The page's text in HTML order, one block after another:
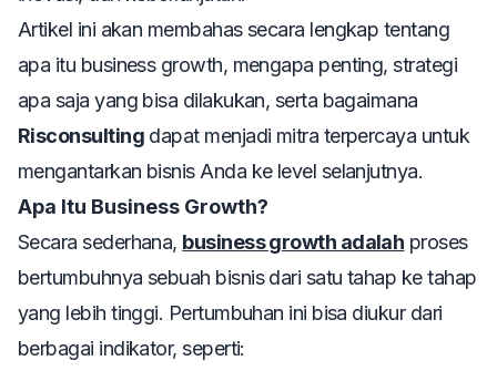
Artikel ini akan membahas secara lengkap tentang
apa itu business growth, mengapa penting, strategi
apa saja yang bisa dilakukan, serta bagaimana
Risconsultingdapat menjadi mitra terpercaya untuk
mengantarkan bisnis Anda ke level selanjutnya.
Apa Itu Business Growth?
Secara sederhana, business growth adalah proses
bertumbuhnya sebuah bisnis dari satu tahap ke tahap
yang lebih tinggi. Pertumbuhan ini bisa diukur dari
berbagai indikator, seperti: